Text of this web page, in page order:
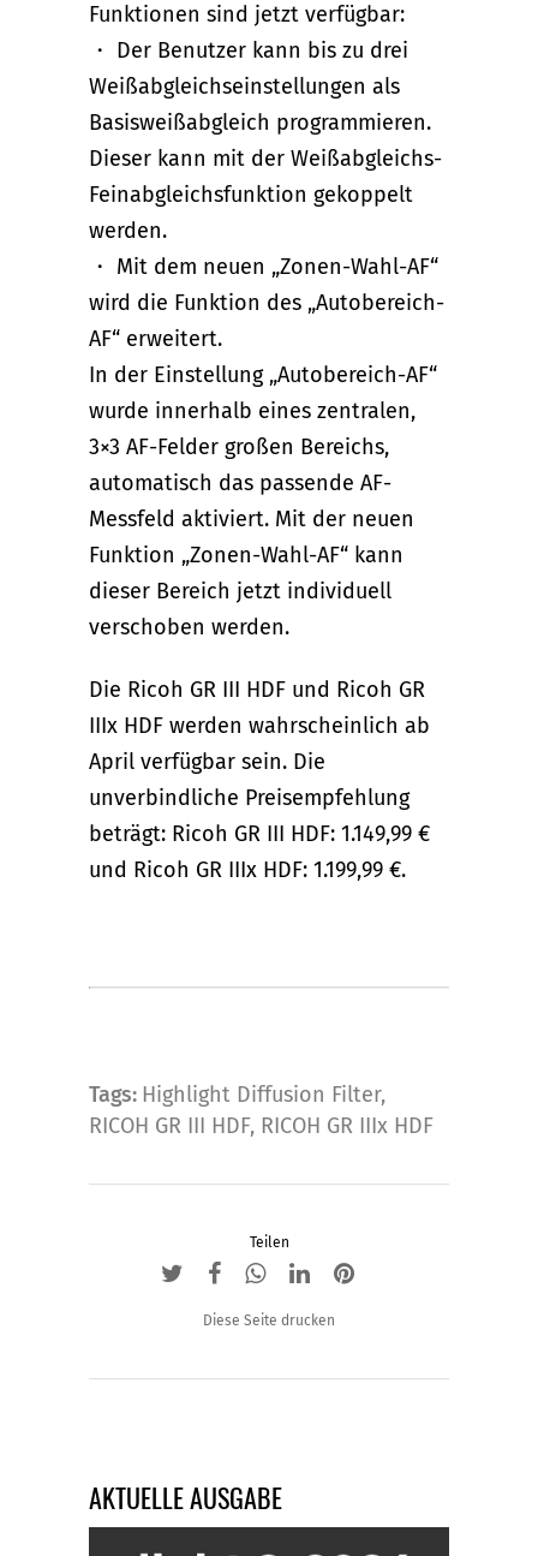
Funktionen sind jetzt verfügbar:
・ Der Benutzer kann bis zu drei
Weißabgleichseinstellungen als
Basisweißabgleich programmieren.
Dieser kann mit der Weißabgleichs-
Feinabgleichsfunktion gekoppelt
werden.
・ Mit dem neuen „Zonen-Wahl-AF“
wird die Funktion des „Autobereich-
AF“ erweitert.
In der Einstellung „Autobereich-AF“
wurde innerhalb eines zentralen,
3×3 AF-Felder großen Bereichs,
automatisch das passende AF-
Messfeld aktiviert. Mit der neuen
Funktion „Zonen-Wahl-AF“ kann
dieser Bereich jetzt individuell
verschoben werden.
Die Ricoh GR III HDF und Ricoh GR
IIIx HDF werden wahrscheinlich ab
April verfügbar sein. Die
unverbindliche Preisempfehlung
beträgt: Ricoh GR III HDF: 1.149,99 €
und Ricoh GR IIIx HDF: 1.199,99 €.
Tags: Highlight Diffusion Filter,
RICOH GR III HDF, RICOH GR IIIx HDF
Teilen
Diese Seite drucken
AKTUELLE AUSGABE